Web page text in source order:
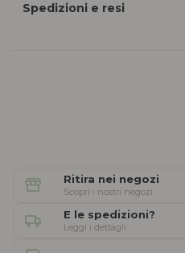
Spedizioni e resi
Ritira nei negozi
Scopri i nostri negozi
E le spedizioni?
Leggi i dettagli